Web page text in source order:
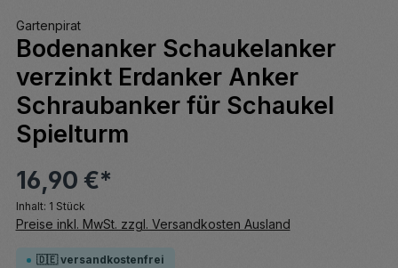
Gartenpirat
Bodenanker Schaukelanker
verzinkt Erdanker Anker
Schraubanker für Schaukel
Spielturm
16,90 €*
Inhalt: 1 Stück
Preise inkl. MwSt. zzgl. Versandkosten Ausland
🇩🇪 versandkostenfrei